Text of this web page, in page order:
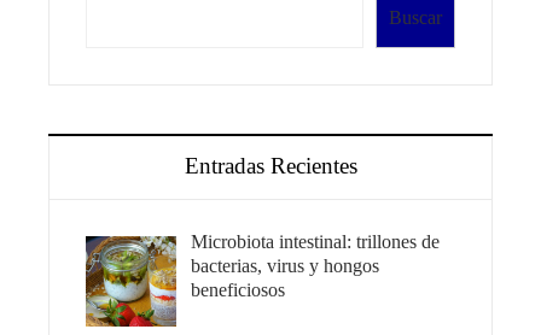
Buscar
Entradas Recientes
Microbiota intestinal: trillones de
bacterias, virus y hongos
beneficiosos